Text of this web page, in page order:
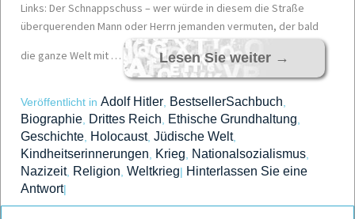
Links: Der Schnappschuss – wer würde in diesem die Straße
überquerenden Mann oder Herrn jemanden vermuten, der bald
die ganze Welt mit … Lesen Sie weiter →
Veröffentlicht in Adolf Hitler BestsellerSachbuch
Biographie Drittes Reich Ethische Grundhaltung
Geschichte Holocaust, Jüdische Welt,
Kindheitserinnerungen Krieg Nationalsozialismus
Nazizeit, Religion Weltkrieg| Hinterlassen Sie eine
Antwort|